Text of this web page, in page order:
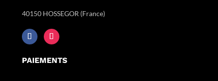
40150 HOSSEGOR (France)
PAIEMENTS